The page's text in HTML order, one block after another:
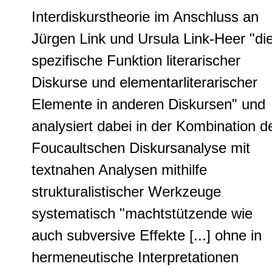
Interdiskurstheorie im Anschluss an
Jürgen Link und Ursula Link-Heer
spezifische Funktion literarischer
Diskurse und elementarliterarischer
Elemente in anderen Diskursen" und
analysiert dabei in der Kombination
Foucaultschen Diskursanalyse mit
textnahen Analysen mithilfe
strukturalistischer Werkzeuge
systematisch "machtstützende wie
auch subversive Effekte [...] ohne in
hermeneutische Interpretationen